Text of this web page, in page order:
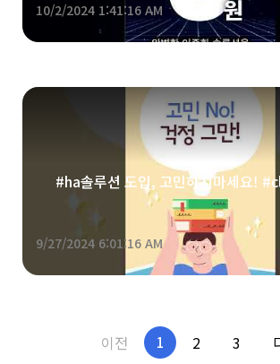
10/2/2024 1:41:16 AM
#ha솔루션 도입, 고민하지마세요!
9/27/2024 6:01:16 AM
이전 1 2 3